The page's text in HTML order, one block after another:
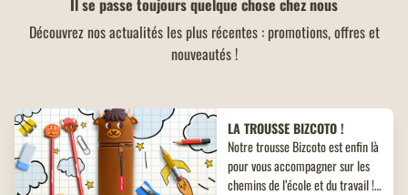
Découvrez nos actualités les plus récentes : promotions, offres et
nouveautés !
LA TROUSSE BIZCOTO !
Notre trousse Bizcoto est enfin là
pour vous accompagner sur les
chemins de l’école et du travail !